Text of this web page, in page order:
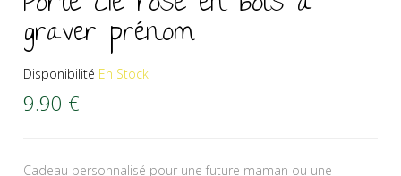
graver prénom
Disponibilité En Stock
9.90 €
Cadeau personnalisé pour une future maman ou une